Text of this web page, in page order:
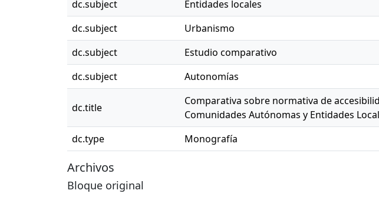
dc.subject
Entidades locales
dc.subject
Urbanismo
dc.subject
Estudio comparativo
dc.subject
Autonomías
dc.title
Comparativa sobre normativa de
Comunidades Autónomas y Entidades
dc.type Monografía
Archivos
Bloque original